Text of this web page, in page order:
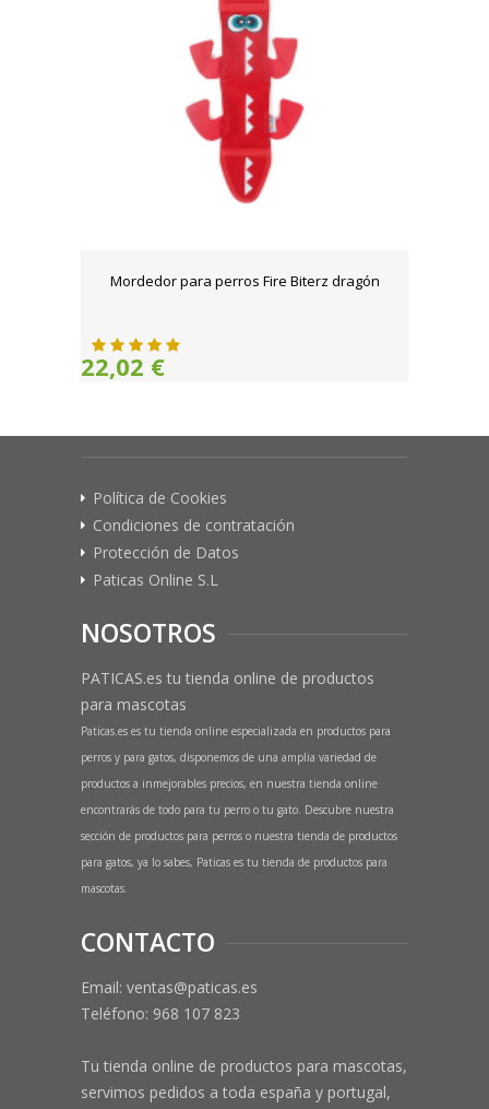
Mordedor para perros Fire Biterz dragón
22,02 €
Política de Cookies
Condiciones de contratación
Protección de Datos
Paticas Online S.L
NOSOTROS
PATICAS.es tu tienda online de productos
para mascotas
Paticas.es es tu tienda online especializada en productos para
perros y para gatos, disponemos de una amplia variedad de
productos a inmejorables precios, en nuestra tienda online
encontrarás de todo para tu perro o tu gato. Descubre nuestra
sección de productos para perros o nuestra tienda de productos
para gatos, ya lo sabes, Paticas es tu tienda de productos para
mascotas.
CONTACTO
Email: ventas@paticas.es
Teléfono: 968 107 823
Tu tienda online de productos para mascotas,
servimos pedidos a toda españa y portugal,